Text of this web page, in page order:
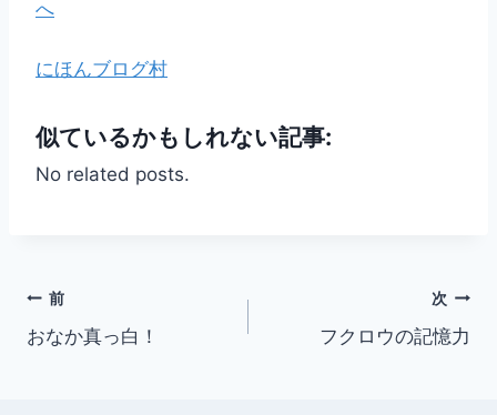
にほんブログ村
似ているかもしれない記事:
No related posts.
投
稿
前
おなか真っ白！
次
フクロウの記憶力